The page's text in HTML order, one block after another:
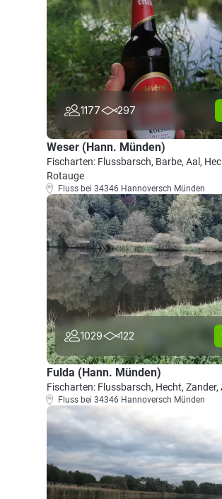
1177 297
Weser (Hann. Münden)
Fischarten: Flussbarsch, Barbe, Aal,
Rotauge
Fluss bei 34346 Hannoversch Münden
1029 122
Fulda (Hann. Münden)
Fischarten: Flussbarsch, Hecht, Zander,
Fluss bei 34346 Hannoversch Münden